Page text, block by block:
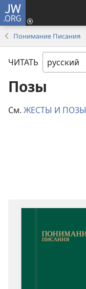
JW.ORG
Понимание Писания
ЧИТАТЬ
Позы
См. ЖЕСТЫ И ПОЗЫ